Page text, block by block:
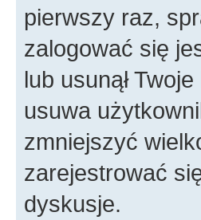
pierwszy raz,
zalogować się
lub usunął
usuwa
zmniejszyć
zarejestrować
dyskusje.